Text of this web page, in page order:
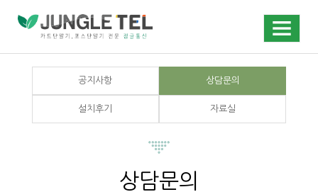
공지사항 상담문의
설치후기 자료실
상담문의